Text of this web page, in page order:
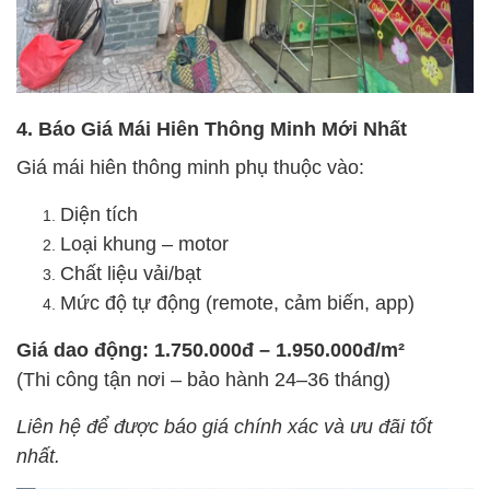
4. Báo Giá Mái Hiên Thông Minh Mới Nhất
Giá mái hiên thông minh phụ thuộc vào:
Diện tích
Loại khung – motor
Chất liệu vải/bạt
Mức độ tự động (remote, cảm biến, app)
Giá dao động: 1.750.000đ – 1.950.000đ/m²
(Thi công tận nơi – bảo hành 24–36 tháng)
Liên hệ để được báo giá chính xác và ưu đãi tốt
nhất.